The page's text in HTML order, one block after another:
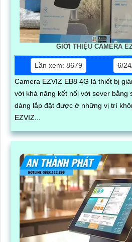
GIỚI THIỆU CAMERA
Lần xem: 8679
6/
Camera EZVIZ EB8 4G là thiết bị
với khả năng kết nối với sever bằng
dàng lắp đặt được ở những vị trí không có
EZVIZ...